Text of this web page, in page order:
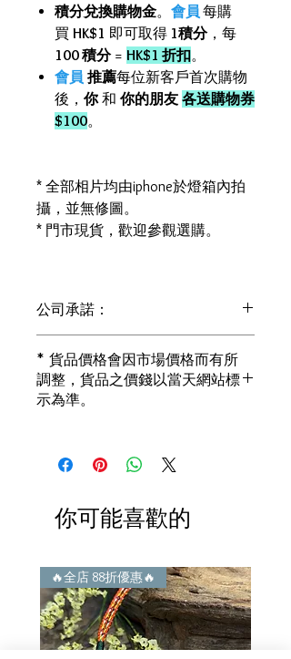
積分兌換購物金。 會員 每購
買 HK$1 即可取得 1積分，每
100 積分= HK$1 折扣。
會員 推薦每位新客戶首次購物
後， 你和 你的朋友 各送購物券
$100。
* 全部相片均由iphone於燈箱內拍
攝，並無修圖。
* 門市現貨，歡迎參觀選購。
公司承諾：
冇加色！冇化妝！
i) 所有已鑲玉器珠寶丶玉鐲丶擺件皆 奉
送 [香港翡翠鑑証書]
i) 成色足。冇鍍金！冇包金！冇假金！
3) 顧客所花費一分一毫全部都是珠寶本
i) 無佣金！無租金！無買手費！真真正
正行內批發價。
謝絕紙上談兵。
* 貨品價格會因市場價格而有所
調整，貨品之價錢以當天網站標
示為準。
你可能喜歡的
🔥全店 88折優惠🔥